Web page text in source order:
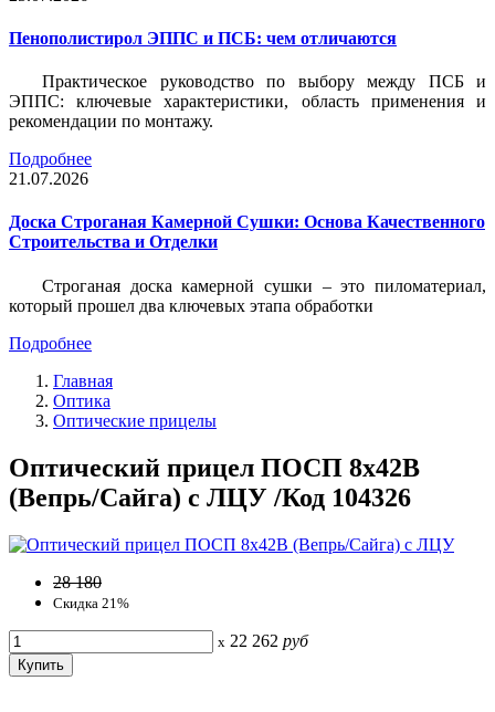
Пенополистирол ЭППС и ПСБ: чем отличаются
Практическое руководство по выбору между ПСБ и
ЭППС: ключевые характеристики, область применения и
рекомендации по монтажу.
Подробнее
21.07.2026
Доска Строганая Камерной Сушки: Основа Качественного
Строительства и Отделки
Строганая доска камерной сушки – это пиломатериал,
который прошел два ключевых этапа обработки
Подробнее
Главная
Оптика
Оптические прицелы
Оптический прицел ПОСП 8х42В
(Вепрь/Сайга) с ЛЦУ /Код 104326
28 180
Скидка 21%
x 22 262 руб